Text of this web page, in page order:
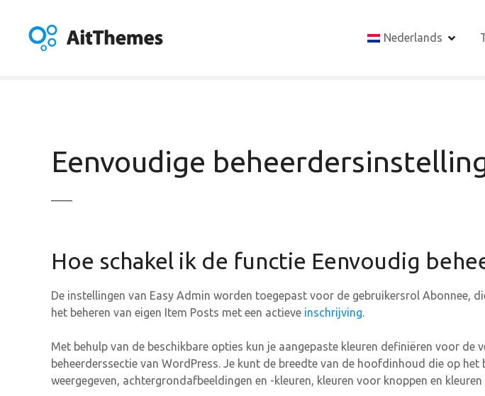
Nederlands
Eenvoudige
Hoe schakel ik de functie Eenvoudig
De instellingen van Easy Admin worden toegepast voor de gebruikersrol Abonnee,
het beheren van eigen Item Posts met een actieve inschrijving.
Met behulp van de beschikbare opties kun je aangepaste kleuren definiëren voor de
beheerderssectie van WordPress. Je kunt de breedte van de hoofdinhoud die op het
weergegeven, achtergrondafbeeldingen en -kleuren, kleuren voor knoppen en